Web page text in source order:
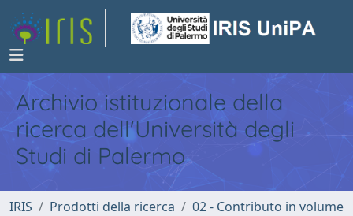
Archivio istituzionale della
ricerca dell'Università degli
Studi di Palermo
IRIS Prodotti della ricerca
02 - Contributo in volume